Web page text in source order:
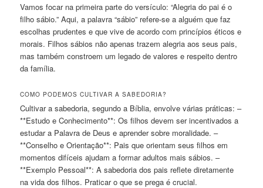
Vamos focar na primeira parte do versículo: “Alegria do pai é o
filho sábio.” Aqui, a palavra “sábio” refere-se a alguém que faz
escolhas prudentes e que vive de acordo com princípios éticos e
morais. Filhos sábios não apenas trazem alegria aos seus pais,
mas também constroem um legado de valores e respeito dentro
da família.
COMO PODEMOS CULTIVAR A SABEDORIA?
Cultivar a sabedoria, segundo a Bíblia, envolve várias práticas: –
**Estudo e Conhecimento**: Os filhos devem ser incentivados a
estudar a Palavra de Deus e aprender sobre moralidade. –
**Conselho e Orientação**: Pais que orientam seus filhos em
momentos difíceis ajudam a formar adultos mais sábios. –
**Exemplo Pessoal**: A sabedoria dos pais reflete diretamente
na vida dos filhos. Praticar o que se prega é crucial.